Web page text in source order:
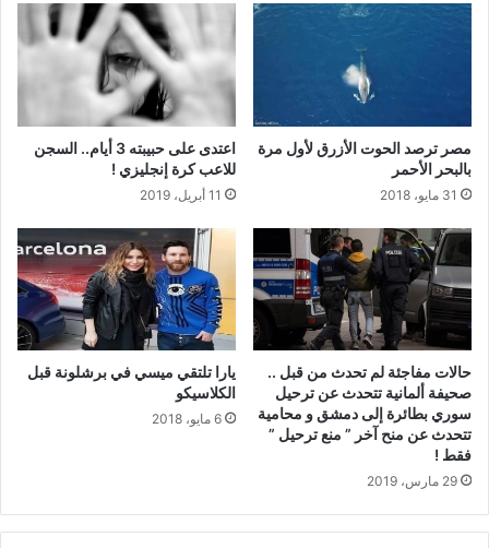
مصر ترصد الحوت الأزرق لأول مرة
بالبحر الأحمر
31 مايو، 2018
اعتدى على حبيبته 3 أيام.. السجن
للاعب كرة إنجليزي !
11 أبريل، 2019
حالات مفاجئة لم تحدث من قبل ..
صحيفة ألمانية تتحدث عن ترحيل
سوري بطائرة إلى دمشق و محامية
تتحدث عن منح آخر ” منع ترحيل ”
فقط !
29 مارس، 2019
يارا تلتقي ميسي في برشلونة قبل
الكلاسيكو
6 مايو، 2018